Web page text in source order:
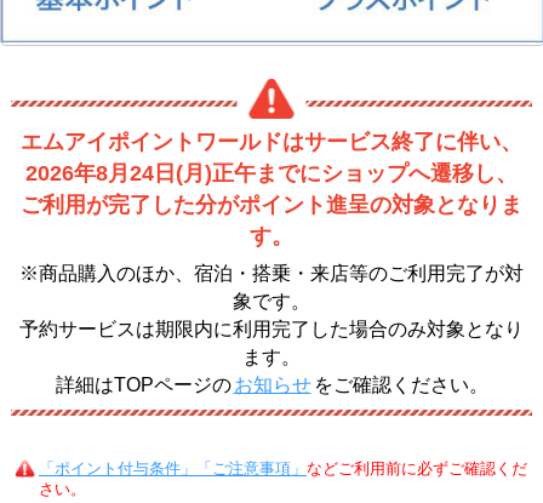
エムアイポイントワールドはサービス終了に伴い、
2026年8月24日(月)正午までにショップへ遷移し、
ご利用が完了した分がポイント進呈の対象となりま
す。
※商品購入のほか、宿泊・搭乗・来店等のご利用完了が対
象です。
予約サービスは期限内に利用完了した場合のみ対象となり
ます。
詳細はTOPページの お知らせ をご確認ください。
「ポイント付与条件」「ご注意事項」 などご利用前に必ずご確認くだ
さい。